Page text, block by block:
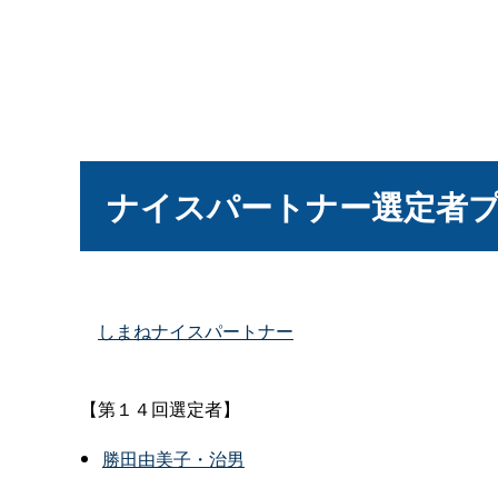
ナイスパートナー選定者
しまねナイスパートナー
【第１４回選定者】
勝田由美子・治男